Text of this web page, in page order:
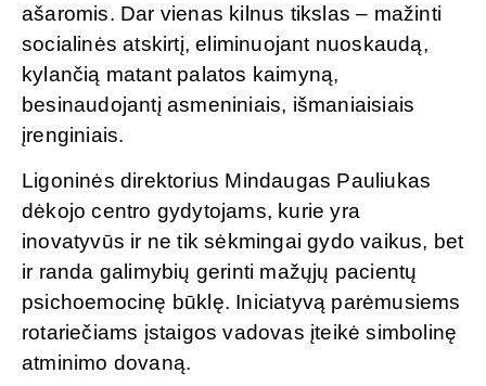
ašaromis. Dar vienas kilnus tikslas – mažinti
socialinės atskirtį, eliminuojant nuoskaudą,
kylančią matant palatos kaimyną,
besinaudojantį asmeniniais, išmaniaisiais
įrenginiais.
Ligoninės direktorius Mindaugas Pauliukas
dėkojo centro gydytojams, kurie yra
inovatyvūs ir ne tik sėkmingai gydo vaikus, bet
ir randa galimybių gerinti mažųjų pacientų
psichoemocinę būklę. Iniciatyvą parėmusiems
rotariečiams įstaigos vadovas įteikė simbolinę
atminimo dovaną.